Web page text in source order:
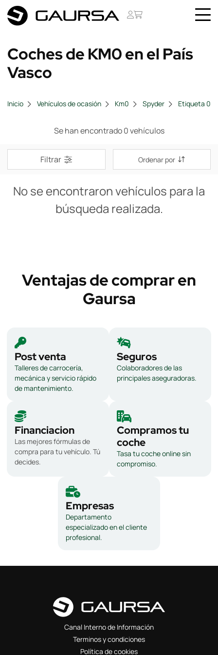
Coches de KM0 en el País
Vasco
Inicio Vehículos de ocasión Km0 Spyder Etiqueta 0
Se han encontrado 0 vehículos
Filtrar Ordenar por
No se encontraron vehículos para la
búsqueda realizada.
Ventajas de comprar en
Gaursa
Post venta
Talleres de carrocería,
mecánica y servicio rápido
de mantenimiento.
Seguros
Colaboradores de las
principales aseguradoras.
Financiacion
Las mejores fórmulas de
compra para tu vehículo. Tú
decides.
Compramos tu
coche
Tasa tu coche online sin
compromiso.
Empresas
Departamento
especializado en el cliente
profesional.
Canal Interno de Información
Terminos y condiciones
Política de cookies